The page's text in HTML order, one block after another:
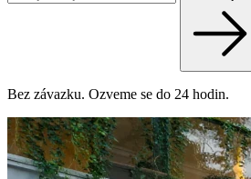
Bez závazku. Ozveme se do 24 hodin.